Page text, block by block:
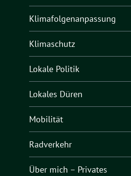
Klimafolgenanpassung
Klimaschutz
Lokale Politik
Lokales Düren
Mobilität
Radverkehr
Über mich – Privates